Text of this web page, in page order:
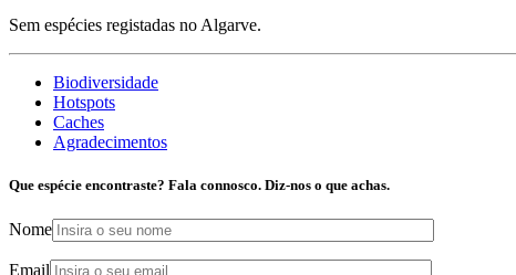
Sem espécies registadas no Algarve.
Biodiversidade
Hotspots
Caches
Agradecimentos
Que espécie encontraste? Fala connosco. Diz-nos o que achas.
Nome
Email